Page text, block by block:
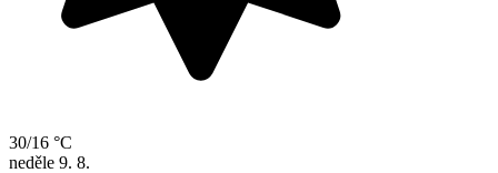
30/16 °C
neděle 9. 8.